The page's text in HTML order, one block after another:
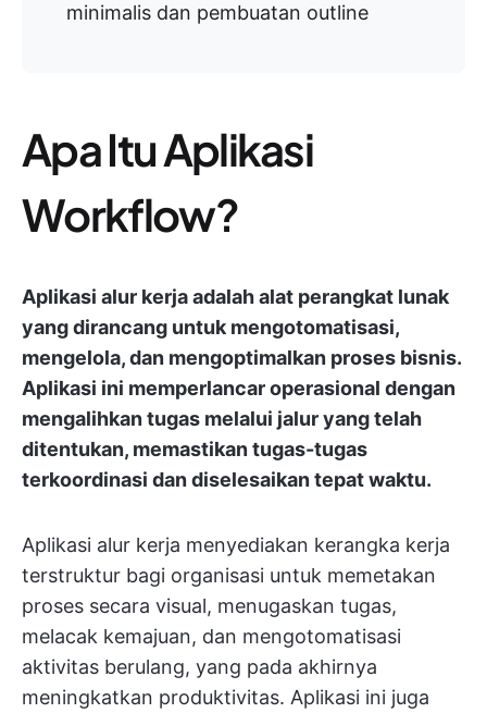
minimalis dan pembuatan outline
Apa Itu Aplikasi
Workflow?
Aplikasi alur kerja adalah alat perangkat lunak
yang dirancang untuk mengotomatisasi,
mengelola, dan mengoptimalkan proses bisnis.
Aplikasi ini memperlancar operasional dengan
mengalihkan tugas melalui jalur yang telah
ditentukan, memastikan tugas-tugas
terkoordinasi dan diselesaikan tepat waktu.
Aplikasi alur kerja menyediakan kerangka kerja
terstruktur bagi organisasi untuk memetakan
proses secara visual, menugaskan tugas,
melacak kemajuan, dan mengotomatisasi
aktivitas berulang, yang pada akhirnya
meningkatkan produktivitas. Aplikasi ini juga